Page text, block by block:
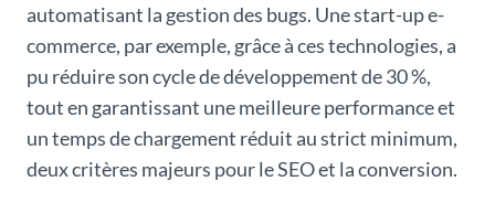
automatisant la gestion des bugs. Une start-up e-
commerce, par exemple, grâce à ces technologies, a
pu réduire son cycle de développement de 30 %,
tout en garantissant une meilleure performance et
un temps de chargement réduit au strict minimum,
deux critères majeurs pour le SEO et la conversion.